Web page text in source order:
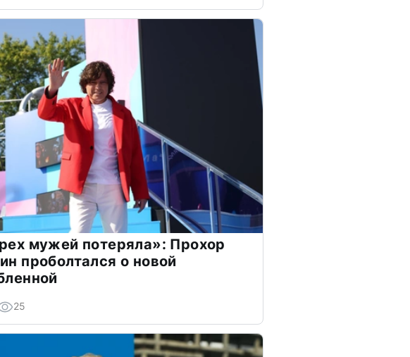
мужей потеряла»: Прохор
проболтался о новой
25